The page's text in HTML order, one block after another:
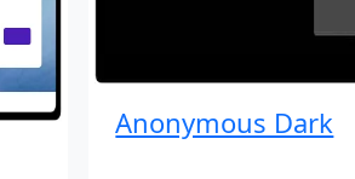
Anonymous Dark